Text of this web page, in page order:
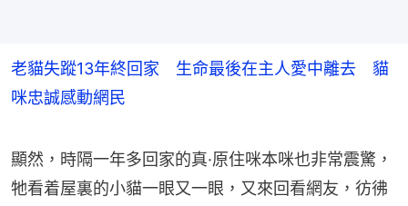
老貓失蹤13年終回家 生命最後在主人愛中離去 貓
咪忠誠感動網民
顯然，時隔一年多回家的真·原住咪本咪也非常震驚，
牠看着屋裏的小貓一眼又一眼，又來回看網友，彷彿